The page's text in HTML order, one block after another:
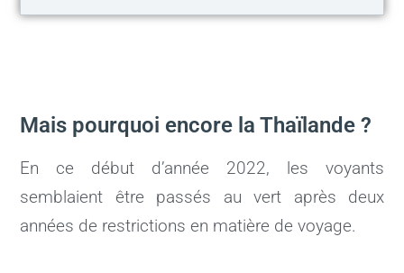
Mais pourquoi encore la Thaïlande ?
En ce début d’année 2022, les voyants
semblaient être passés au vert après deux
années de restrictions en matière de voyage.